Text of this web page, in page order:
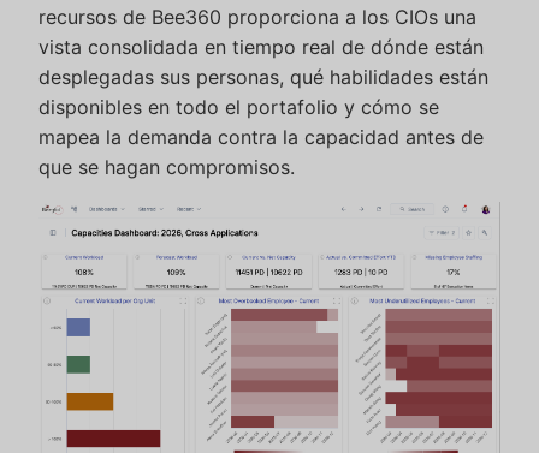
recursos de Bee360 proporciona a los CIOs una
vista consolidada en tiempo real de dónde están
desplegadas sus personas, qué habilidades están
disponibles en todo el portafolio y cómo se
mapea la demanda contra la capacidad antes de
que se hagan compromisos.